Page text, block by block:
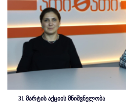
31 მარტის აქციის მნიშვნელობა